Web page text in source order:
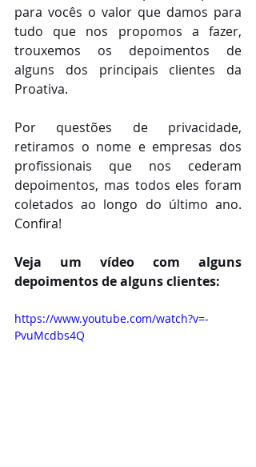
para vocês o valor que damos para
tudo que nos propomos a fazer,
trouxemos os depoimentos de
alguns dos principais clientes da
Proativa.
Por questões de privacidade,
retiramos o nome e empresas dos
profissionais que nos cederam
depoimentos, mas todos eles foram
coletados ao longo do último ano.
Confira!
Veja um vídeo com alguns
depoimentos de alguns clientes:
https://www.youtube.com/watch?v=-
PvuMcdbs4Q